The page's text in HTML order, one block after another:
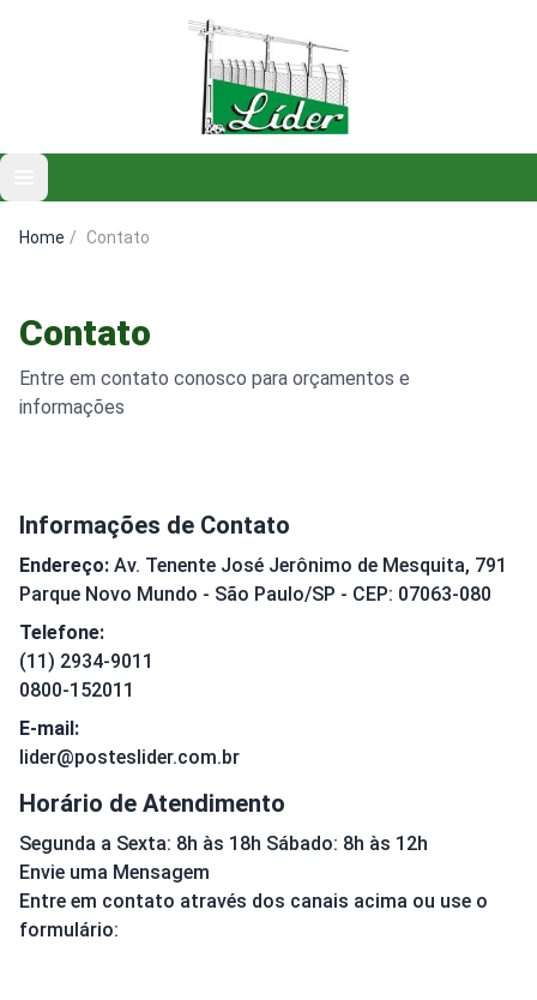
Home / Contato
Contato
Entre em contato conosco para orçamentos e
informações
Informações de Contato
Endereço: Av. Tenente José Jerônimo de Mesquita, 791
Parque Novo Mundo - São Paulo/SP - CEP: 07063-080
Telefone:
(11) 2934-9011
0800-152011
E-mail:
lider@posteslider.com.br
Horário de Atendimento
Segunda a Sexta: 8h às 18h Sábado: 8h às 12h
Envie uma Mensagem
Entre em contato através dos canais acima ou use o
formulário: